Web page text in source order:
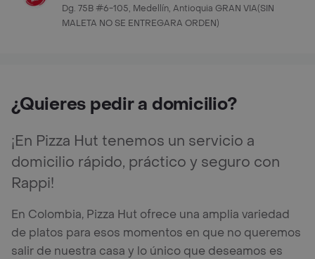
Dg. 75B #6-105, Medellín, Antioquia GRAN VIA(SIN
MALETA NO SE ENTREGARA ORDEN)
¿Quieres pedir a domicilio?
¡En Pizza Hut tenemos un servicio a
domicilio rápido, práctico y seguro con
Rappi!
En Colombia, Pizza Hut ofrece una amplia variedad
de platos para esos momentos en que no queremos
salir de nuestra casa y lo único que deseamos es